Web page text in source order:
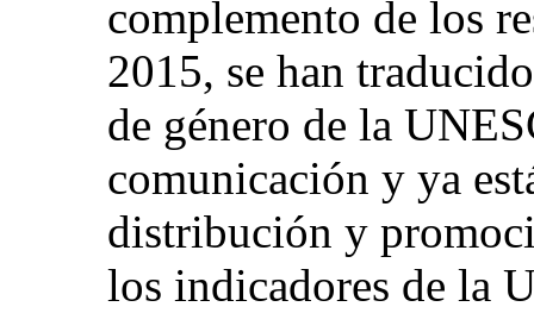
complemento de los
2015, se han
de género de la
comunicación y ya
distribución y
los indicadores de la